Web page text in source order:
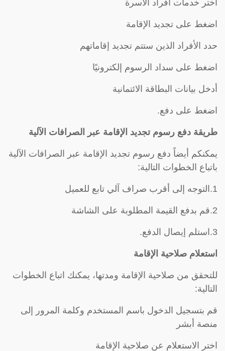
اختر خدمات أفراد الأسرة
اضغط على تجديد الإقامة
حدد الأفراد الذين ستتم تجديد إقاماتهم
اضغط على سداد الرسوم إلكترونيًا
أدخل بيانات البطاقة الائتمانية
اضغط على دفع.
طريقة دفع رسوم تجديد الإقامة عبر الصرافات الآلية
يمكنكم أيضاً دفع رسوم تجديد الإقامة عبر الصرافات الآلية
باتباع الخطوات التالية:
1.التوجه إلى أقرب صراف آلي تابع للعميل
2.قم بدفع القيمة المطلوبة على الشاشة
3.استلم إيصال الدفع.
استعلام صلاحية الإقامة
للتحقق من صلاحية الإقامة ومدتها، يمكنك اتباع الخطوات
التالية:
قم بتسجيل الدخول باسم المستخدم وكلمة المرور إلى
منصة أبشر
اختر الاستعلام عن صلاحية الإقامة